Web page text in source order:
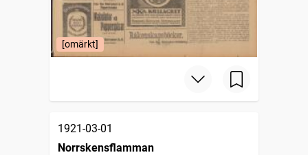
[omärkt]
1921-03-01
Norrskensflamman